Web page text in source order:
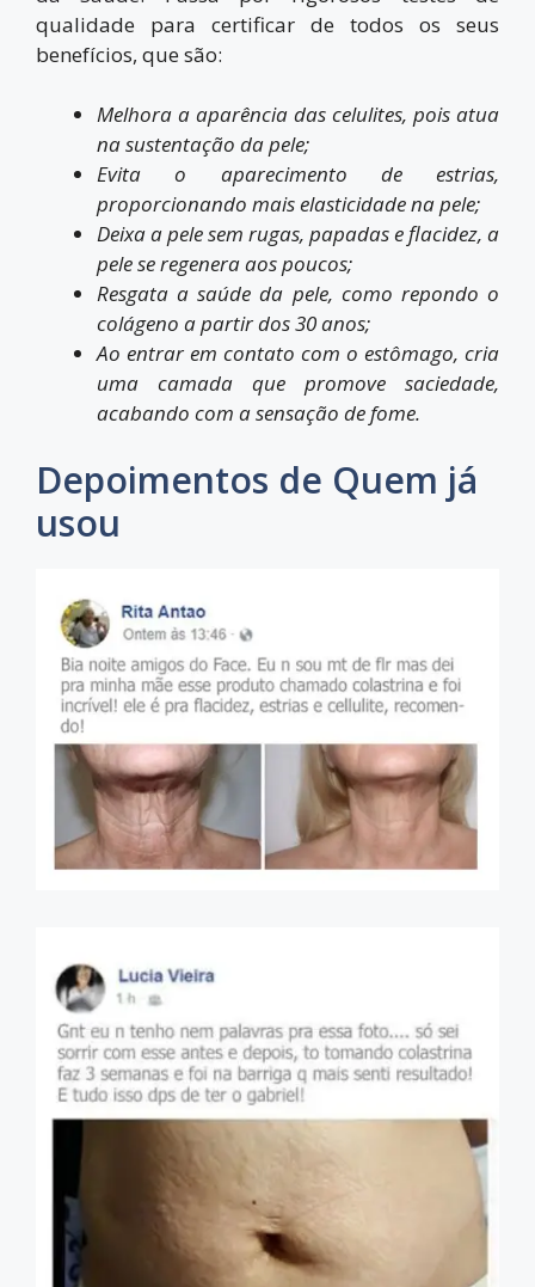
qualidade para certificar de todos os seus
benefícios, que são:
Melhora a aparência das celulites, pois atua
na sustentação da pele;
Evita o aparecimento de estrias,
proporcionando mais elasticidade na pele;
Deixa a pele sem rugas, papadas e flacidez, a
pele se regenera aos poucos;
Resgata a saúde da pele, como repondo o
colágeno a partir dos 30 anos;
Ao entrar em contato com o estômago, cria
uma camada que promove saciedade,
acabando com a sensação de fome.
Depoimentos de Quem já
usou